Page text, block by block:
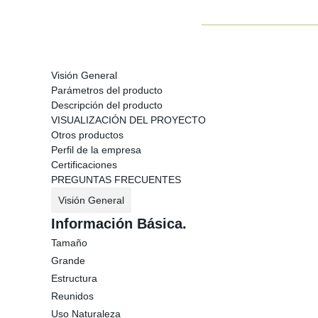
Visión General
Parámetros del producto
Descripción del producto
VISUALIZACIÓN DEL PROYECTO
Otros productos
Perfil de la empresa
Certificaciones
PREGUNTAS FRECUENTES
Visión General
Información Básica.
Tamaño
Grande
Estructura
Reunidos
Uso Naturaleza